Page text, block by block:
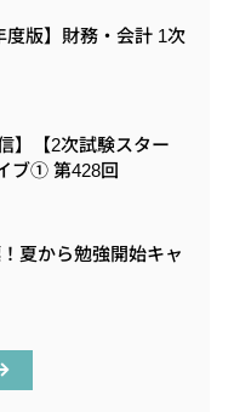
度版】財務・会計 1次
】【2次試験スター
ブ① 第428回
夏から勉強開始キャ